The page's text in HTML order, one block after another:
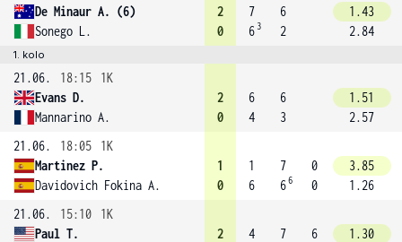
De Minaur A. (6)
Sonego L.
2
0
7
6 3
6
2
1.43
2.84
1. kolo
21.06. 18:15
1K
Evans D.
Mannarino A.
2
0
6
4
6
3
1.51
2.57
21.06.
18:05
1K
Martinez P.
Davidovich Fokina A.
1
0
1
6
7
66
0
0
3.85
1.26
21.06.
15:10
1K
Paul T.
2
4
7
6
1.30